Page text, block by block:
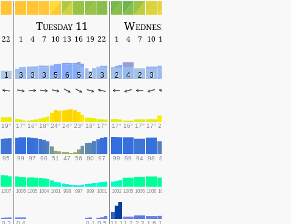
Tuesday 11 Wednesday 12
22 1 4 7 10 13 16 19 22 1 4 7 10 13
1 3 3 3 5 6 5 2 3 2 4 2 3 3
19° 17° 16° 18° 24° 24° 23° 18° 17° 17° 16° 17° 17° 20°
95 99 97 90 51 47 56 80 97 99 99 94 98 85
1007 1006 1005 1004 1001 998 997 999 1001 1002 1005 1006 1006 1005